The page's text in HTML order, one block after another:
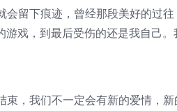
下痕迹，曾经那段美好的过往
游戏，到最后受伤的还是我自己
，我们不一定会有新的爱情，新